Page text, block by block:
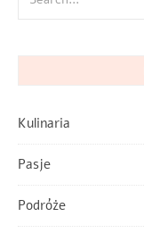
Kulinaria
Pasje
Podróże